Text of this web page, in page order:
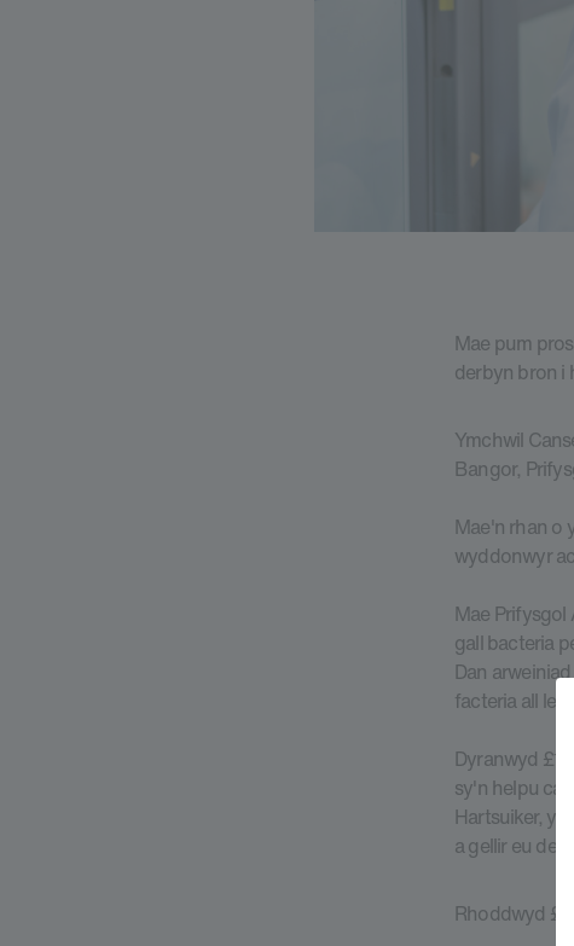
Mae pum
derbyn bron i
Ymchwil
Bangor,
Mae'n rhan o
wyddonwyr
Mae
gall bacteria
Dan
facteria all
Dyranwyd
sy'n helpu
Hartsuiker,
a gellir eu
Rhoddwyd